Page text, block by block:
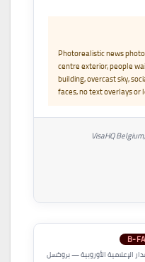
Photorealistic news
centre exterior, people
building, overcast sky,
faces, no text overlays or
الإعلامية الأوروبية — بروكسل